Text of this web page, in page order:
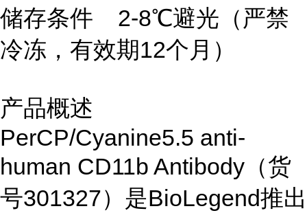
储存条件 2-8℃避光（严禁
冷冻，有效期12个月）
产品概述
PerCP/Cyanine5.5 anti-
human CD11b Antibody（货
号301327）是BioLegend推出